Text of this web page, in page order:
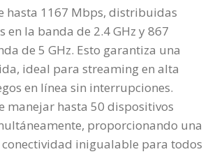
hasta 1167 Mbps, distribuidas
en la banda de 2.4 GHz y 867
de 5 GHz. Esto garantiza una
ideal para streaming en alta
en línea sin interrupciones.
manejar hasta 50 dispositivos
proporcionando una
inigualable para todos